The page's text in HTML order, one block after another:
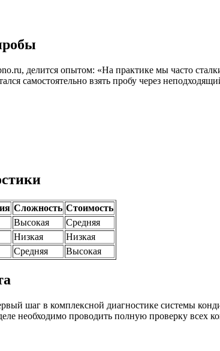
делится опытом: «На практике мы часто
самостоятельно взять пробу через
Сложность Стоимость
Высокая
Средняя
Низкая
Низкая
Средняя Высокая
шаг в комплексной диагностике системы
необходимо проводить полную проверку всех